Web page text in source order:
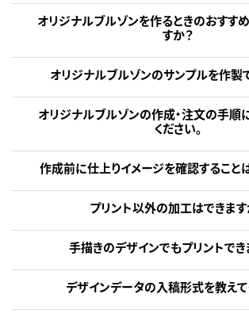
オリジナルブルゾンを作るときのおすす
すか？
オリジナルブルゾンのサンプルを作製
オリジナルブルゾンの作成・注文の手順
ください。
作成前に仕上りイメージを確認すること
プリント以外の加工はできます
手描きのデザインでもプリントでき
デザインデータの入稿形式を教えて